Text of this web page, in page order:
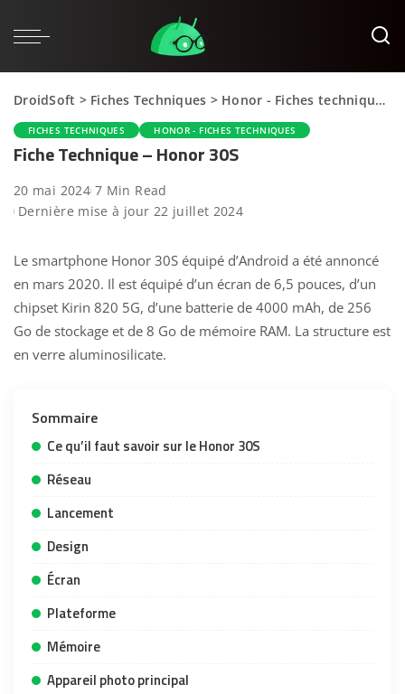
DroidSoft > Fiches Techniques > Honor - Fiches techniques
FICHES TECHNIQUES HONOR - FICHES TECHNIQUES
Fiche Technique – Honor 30S
20 mai 2024 7 Min Read
Dernière mise à jour 22 juillet 2024
Le smartphone Honor 30S équipé d’Android a été annoncé
en mars 2020. Il est équipé d’un écran de 6,5 pouces, d’un
chipset Kirin 820 5G, d’une batterie de 4000 mAh, de 256
Go de stockage et de 8 Go de mémoire RAM. La structure est
en verre aluminosilicate.
Sommaire
Ce qu’il faut savoir sur le Honor 30S
Réseau
Lancement
Design
Écran
Plateforme
Mémoire
Appareil photo principal